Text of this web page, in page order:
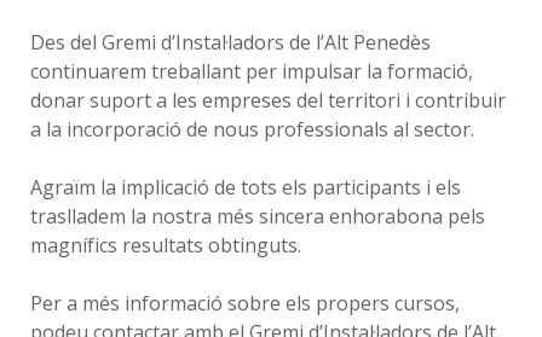
Des del Gremi d’Instal·ladors de l’Alt Penedès
continuarem treballant per impulsar la formació,
donar suport a les empreses del territori i contribuir
a la incorporació de nous professionals al sector.
Agraïm la implicació de tots els participants i els
traslladem la nostra més sincera enhorabona pels
magnífics resultats obtinguts.
Per a més informació sobre els propers cursos,